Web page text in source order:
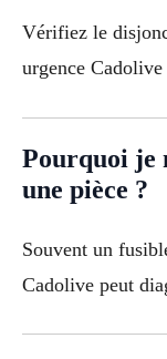
Vérifiez le
urgence
Pourquoi je
une pièce ?
Souvent un
Cadolive peut